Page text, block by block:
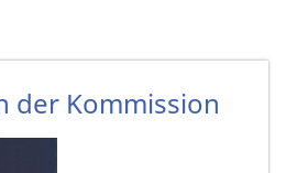
der Kommission